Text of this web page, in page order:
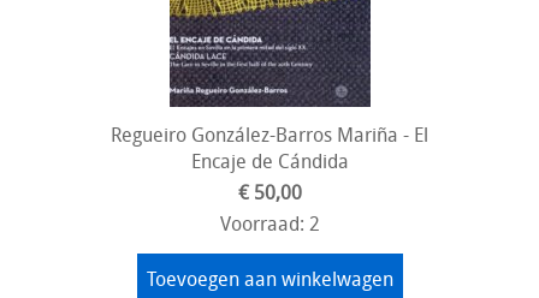
Regueiro González-Barros Mariña - El
Encaje de Cándida
€ 50,00
Voorraad: 2
Toevoegen aan winkelwagen